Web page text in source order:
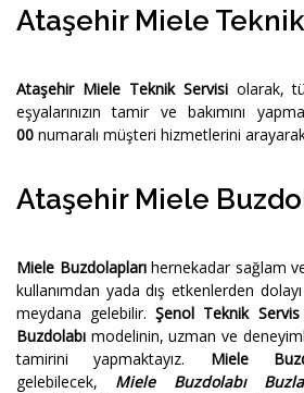
Ataşehir Miele
Ataşehir Miele Teknik Servisiolarak,
eşyalarınızın tamir ve bakımını
00 numaralı müşteri hizmetlerini
Ataşehir Miele
Miele Buzdolaplarıhernekadar sağlam
kullanımdan yada dış etkenlerden
meydana gelebilir.Şenol Teknik Servis
Buzdolabı modelinin, uzman ve
tamirini yapmaktayız. Miele
gelebilecek, Miele Buzdolabı